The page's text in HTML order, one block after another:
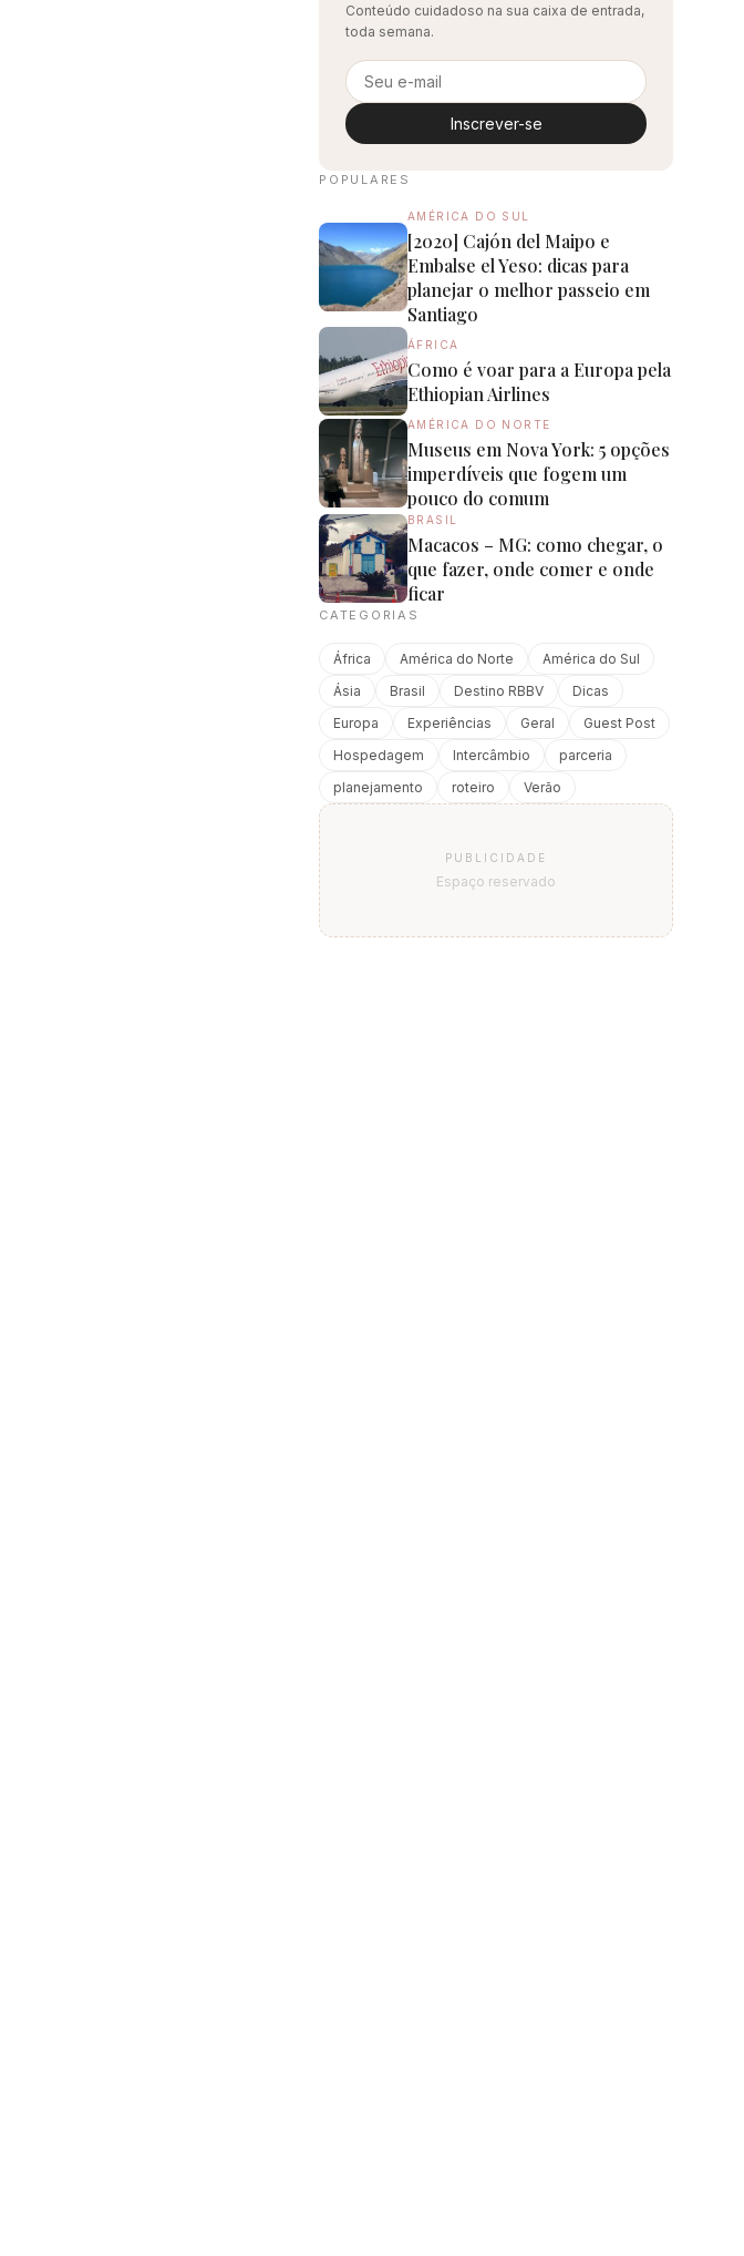
Conteúdo cuidadoso na sua caixa de entrada,
toda semana.
Inscrever-se
POPULARES
AMÉRICA DO SUL
[2020] Cajón del Maipo e
Embalse el Yeso: dicas para
planejar o melhor passeio em
Santiago
ÁFRICA
Como é voar para a Europa pela
Ethiopian Airlines
AMÉRICA DO NORTE
Museus em Nova York: 5 opções
imperdíveis que fogem um
pouco do comum
BRASIL
Macacos – MG: como chegar, o
que fazer, onde comer e onde
ficar
CATEGORIAS
África América do Norte
América do Sul
Ásia
Brasil Destino RBBV
Dicas
Europa
Experiências Geral
Guest Post
Hospedagem
Intercâmbio
parceria
planejamento
roteiro Verão
PUBLICIDADE
Espaço reservado